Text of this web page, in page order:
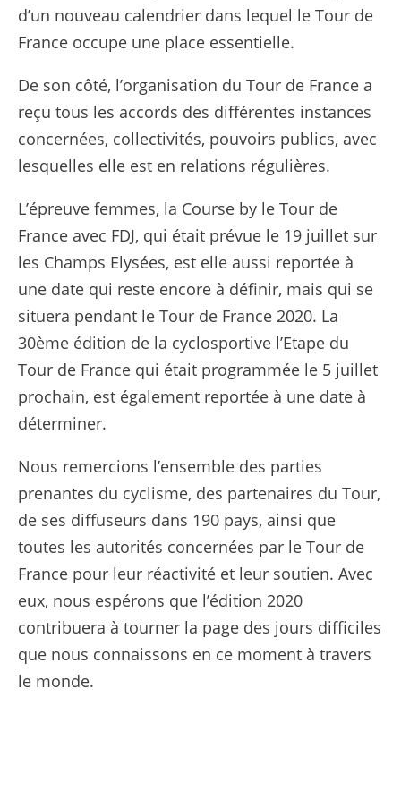
d’un nouveau calendrier dans lequel le Tour de
France occupe une place essentielle.
De son côté, l’organisation du Tour de France a
reçu tous les accords des différentes instances
concernées, collectivités, pouvoirs publics, avec
lesquelles elle est en relations régulières.
L’épreuve femmes, la Course by le Tour de
France avec FDJ, qui était prévue le 19 juillet sur
les Champs Elysées, est elle aussi reportée à
une date qui reste encore à définir, mais qui se
situera pendant le Tour de France 2020. La
30ème édition de la cyclosportive l’Etape du
Tour de France qui était programmée le 5 juillet
prochain, est également reportée à une date à
déterminer.
Nous remercions l’ensemble des parties
prenantes du cyclisme, des partenaires du Tour,
de ses diffuseurs dans 190 pays, ainsi que
toutes les autorités concernées par le Tour de
France pour leur réactivité et leur soutien. Avec
eux, nous espérons que l’édition 2020
contribuera à tourner la page des jours difficiles
que nous connaissons en ce moment à travers
le monde.